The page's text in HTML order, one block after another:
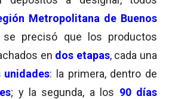
Metropolitana de Buenos
precisó que los productos
en dos etapas, cada una
unidades: la primera, dentro de
; y la segunda, a los 90 días